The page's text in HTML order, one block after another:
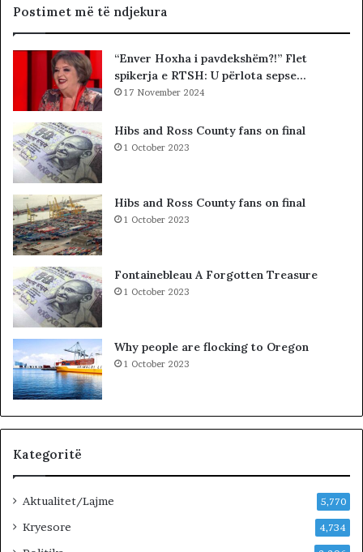
t
v
n
i
t
t
ë
K
s
o
v
ë
s
,
V
V
n
u
k
p
Postimet më të ndjekura
“Enver Hoxha i pavdekshëm?!” Flet
spikerja e RTSH: U përlota sepse…
17 November 2024
Hibs and Ross County fans on final
1 October 2023
Hibs and Ross County fans on final
1 October 2023
Fontainebleau A Forgotten Treasure
1 October 2023
Why people are flocking to Oregon
1 October 2023
Kategoritë
Aktualitet/Lajme 5,770
Kryesore 4,734